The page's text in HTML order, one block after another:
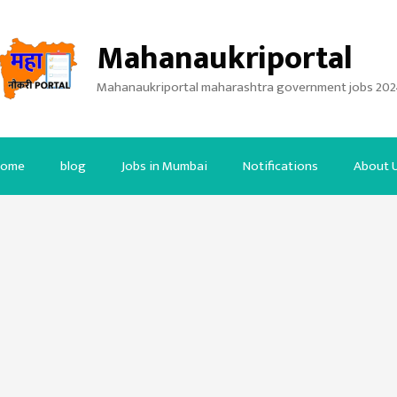
Mahanaukriportal
Mahanaukriportal maharashtra government jobs
blog Jobs in Mumbai Notifications About